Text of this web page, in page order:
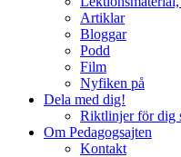
Artiklar
Bloggar
Podd
Film
Nyfiken på
Dela med dig!
Riktlinjer för dig
Om Pedagogsajten
Kontakt